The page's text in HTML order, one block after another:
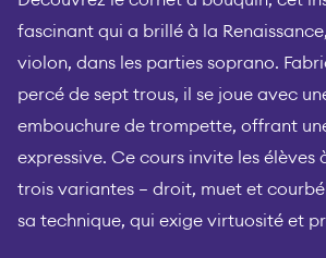
fascinant qui a brillé à la
violon, dans les parties soprano.
percé de sept trous, il se joue avec
embouchure de trompette, offrant
expressive. Ce cours invite les élèves
trois variantes — droit, muet et
sa technique, qui exige virtuosité et